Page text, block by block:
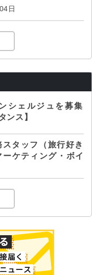
日
シェルジュを募集
ンス】
タッフ（旅行好き
ケティング・ボイ